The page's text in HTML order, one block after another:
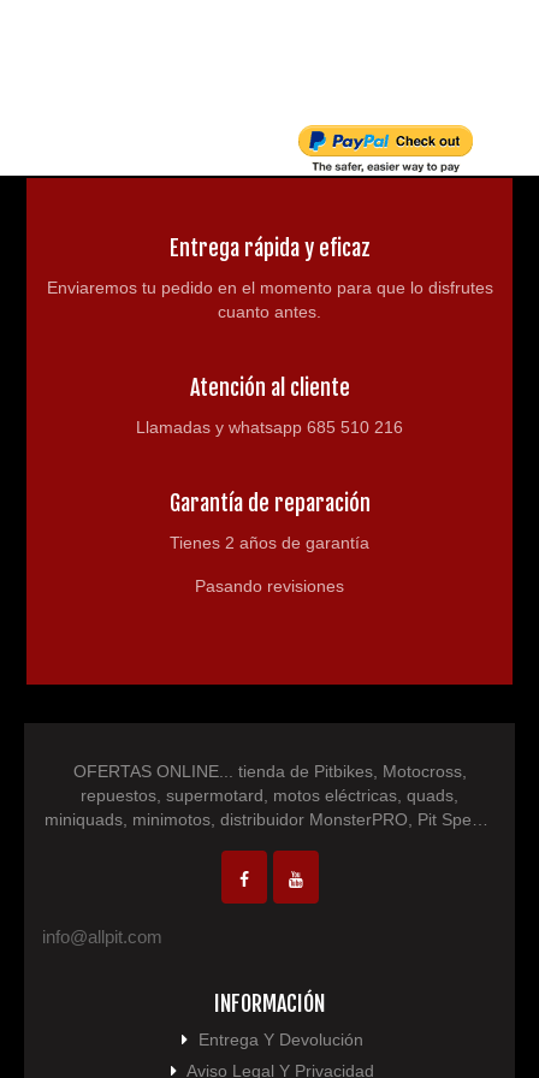
- Autonomía aproximada: 20 a 25km (según
peso del usuario, terreno y velocidad)
- Transmisión por cadena.
- Velocidad máxima: 45km/h aproximadamente
- Carga máxima que soporta: 110kg.
- Medidas producto: 149x83x120cm
- Medidas embalaje: 138x83x52cm
- Peso producto: 78kg
- Peso embalaje: 91kg
Entrega rápida y eficaz
Enviaremos tu pedido en el momento para que lo disfrutes
cuanto antes.
Atención al cliente
Llamadas y whatsapp 685 510 216
Garantía de reparación
Tienes 2 años de garantía
Pasando revisiones
OFERTAS ONLINE... tienda de Pitbikes, Motocross,
repuestos, supermotard, motos eléctricas, quads,
miniquads, minimotos, distribuidor MonsterPRO, Pit Speed,
motocross, repuesto quad, pocketbike...
info@allpit.com
INFORMACIÓN
Entrega Y Devolución
Aviso Legal Y Privacidad